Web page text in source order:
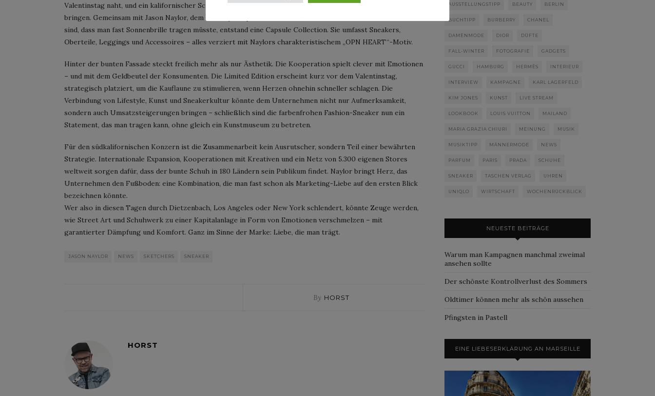
Valentinstag naht, und ein kalifornischer Schuhriese hat beschlossen, Liebe buchstäblich unter die Füße zu
bringen. Gemeinsam mit Jason Naylor, dem Brooklyn-erprobten Künstler, dessen Wandmalereien so leuchtend
sind, dass man fast Sonnenbrille tragen müsste, entstand eine Capsule Collection. Sie umfasst Sneakers,
Oberteile, Leggings und Accessoires – alles verziert mit Naylors charakteristischem „OPN HEART“-Motiv.
Hinter der bunten Fassade steckt freilich mehr als nur Ästhetik. Die Kooperation spielt clever mit Emotionen
– und mit dem Geldbeutel der Konsumenten. Die Limited Edition erscheint kurz vor dem Valentinstag,
strategisch platziert, um die Kauflaune zu stimulieren, wenn Herzen ohnehin schneller schlagen. Die
Verbindung von Lifestyle, Kunst und Sneakerkultur könnte dem Unternehmen nicht nur Aufmerksamkeit,
sondern auch Umsatzsteigerungen bringen – schließlich sind die farbenfrohen Fashion-Sneaker nun ein
Statement, das man tragen kann, ohne gleich ein Kunstmuseum zu betreten.
Für den südkalifornischen Konzern ist die Zusammenarbeit kein Ausrutscher, sondern Teil einer bewährten
Strategie. Internationale Expansion, Kooperationen mit Kreativen und ein Netz von 5.300 eigenen Stores
weltweit sorgen dafür, dass der bunte Schuh in 180 Ländern sein Publikum findet. Naylor bringt Herz, das
Unternehmen den Fußboden: eine Kombination, die man fast schon als Marketing-Liebe auf den ersten Blick
bezeichnen könnte.
Wer also in diesen Tagen durch Dietzenbach, Los Angeles oder New York schlendert, könnte Zeuge werden,
wie Street Art und Schuhwerk zu einer Kapitalanlage in Form von Emotionen verschmelzen – mit
garantierter Dämpfung und Komfort. Ganz im Sinne der Marke: Liebe, die man trägt.
JASON NAYLOR NEWS SKETCHERS SNEAKER
By HORST
HORST
AUSSTELLUNGSTIPP BEAUTY BERLIN
BUCHTIPP BURBERRY CHANEL
DAMENMODE DIOR DÜFTE
FALL-WINTER FOTOGRAFIE GADGETS
GUCCI HAMBURG HERMÈS INTERIEUR
INTERVIEW KAMPAGNE KARL LAGERFELD
KIM JONES KUNST LIVE STREAM
LOOKBOOK LOUIS VUITTON MAILAND
MARIA GRAZIA CHIURI MEINUNG MUSIK
MUSIKTIPP MÄNNERMODE NEWS
PARFUM PARIS PRADA SCHUHE
SNEAKER TASCHEN VERLAG UHREN
UNIQLO WIRTSCHAFT WOCHENRÜCKBLICK
NEUESTE BEITRÄGE
Warum man Kampagnen manchmal zweimal
ansehen sollte
Der schönste Kontrollverlust des Sommers
Oldtimer können mehr als schön aussehen
Pfingsten in Pastell
EINE LIEBESERKLÄRUNG AN MARSEILLE